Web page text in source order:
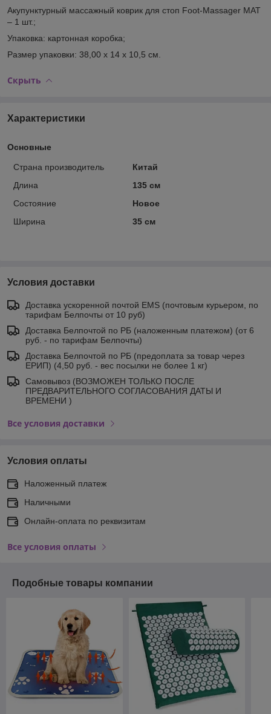
Акупунктурный массажный коврик для стоп Foot-Massager MAT
– 1 шт.;
Упаковка: картонная коробка;
Размер упаковки: 38,00 х 14 х 10,5 см.
Скрыть
Характеристики
Основные
Страна производитель
Китай
Длина
135 см
Состояние
Новое
Ширина
35 см
Условия доставки
Доставка ускоренной почтой EMS (почтовым курьером, по
тарифам Белпочты от 10 руб)
Доставка Белпочтой по РБ (наложенным платежом) (от 6
руб. - по тарифам Белпочты)
Доставка Белпочтой по РБ (предоплата за товар через
ЕРИП) (4,50 руб. - вес посылки не более 1 кг)
Самовывоз (ВОЗМОЖЕН ТОЛЬКО ПОСЛЕ
ПРЕДВАРИТЕЛЬНОГО СОГЛАСОВАНИЯ ДАТЫ И
ВРЕМЕНИ )
Все условия доставки
Условия оплаты
Наложенный платеж
Наличными
Онлайн-оплата по реквизитам
Все условия оплаты
Подобные товары компании